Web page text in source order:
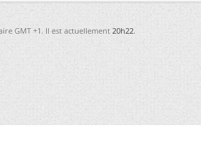
GMT +1. Il est actuellement20h22.